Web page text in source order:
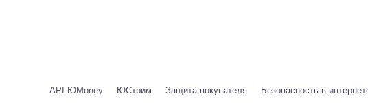
API ЮMoney ЮСтрим Защита покупателя Безопасность в